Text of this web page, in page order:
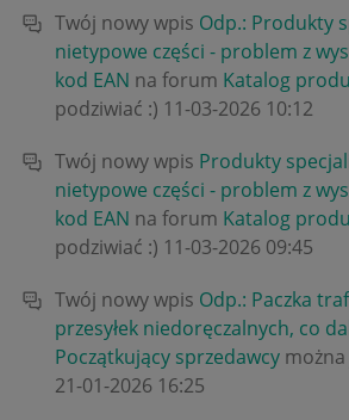
Twój nowy wpis Odp.: Produkty
nietypowe części - problem z
kod EAN na forum Katalog
podziwiać :) ‎11-03-2026 10:12
Twój nowy wpis Produkty
nietypowe części - problem z
kod EAN na forum Katalog
podziwiać :) ‎11-03-2026 09:45
Twój nowy wpis Odp.: Paczka
przesyłek niedoręczalnych, co
Początkujący sprzedawcy
‎21-01-2026 16:25